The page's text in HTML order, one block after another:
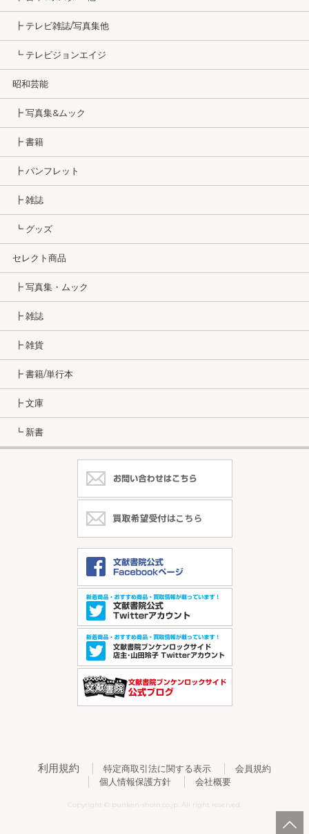
┣ テレビ雑誌/写真集他
┗ テレビジョンエイジ
昭和芸能
┣ 写真集&ムック
┣ 書籍
┣ パンフレット
┣ 雑誌
┗ グッズ
セレクト商品
┣ 写真集・ムック
┣ 雑誌
┣ 雑貨
┣ 書籍/単行本
┣ 文庫
┗ 新書
利用規約 特定商取引法に関する表示
会員規約
個人情報保護方針
会社概要
Copyright © bunken-shoin.co.jp. All right reserved.